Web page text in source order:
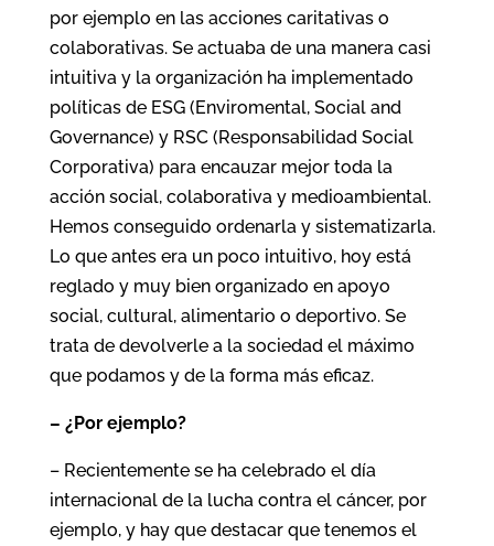
por ejemplo en las acciones caritativas o
colaborativas. Se actuaba de una manera casi
intuitiva y la organización ha implementado
políticas de ESG (Enviromental, Social and
Governance) y RSC (Responsabilidad Social
Corporativa) para encauzar mejor toda la
acción social, colaborativa y medioambiental.
Hemos conseguido ordenarla y sistematizarla.
Lo que antes era un poco intuitivo, hoy está
reglado y muy bien organizado en apoyo
social, cultural, alimentario o deportivo. Se
trata de devolverle a la sociedad el máximo
que podamos y de la forma más eficaz.
– ¿Por ejemplo?
– Recientemente se ha celebrado el día
internacional de la lucha contra el cáncer, por
ejemplo, y hay que destacar que tenemos el